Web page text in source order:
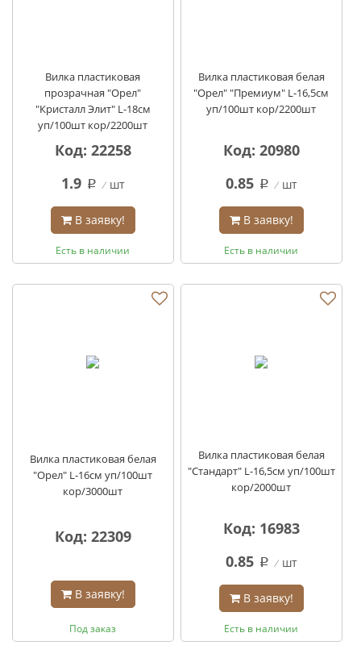
Вилка пластиковая
прозрачная "Орел"
"Кристалл Элит" L-18см
уп/100шт кор/2200шт
Код: 22258
1.9 q шт
В заявку!
Есть в наличии
Вилка пластиковая белая
"Орел" "Премиум" L-16,5см
уп/100шт кор/2200шт
Код: 20980
0.85 q шт
В заявку!
Есть в наличии
Вилка пластиковая белая
"Орел" L-16см уп/100шт
кор/3000шт
Код: 22309
В заявку!
Под заказ
Вилка пластиковая белая
"Стандарт" L-16,5см уп/100шт
кор/2000шт
Код: 16983
0.85 q шт
В заявку!
Есть в наличии